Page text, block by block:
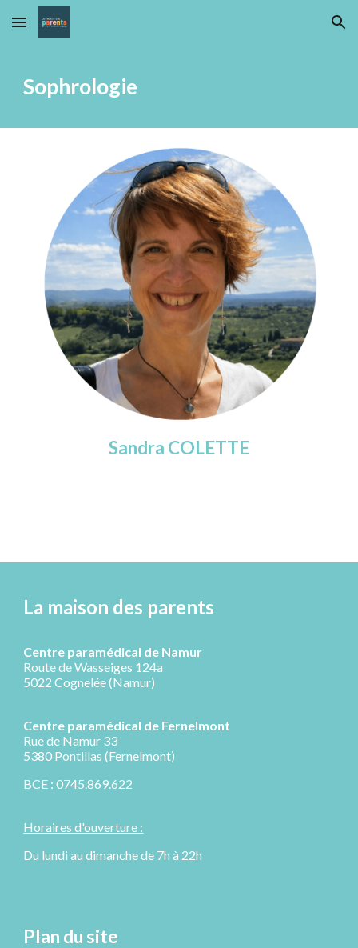
Skip to main content Skip to navigation
Sophrologie
Sandra COLETTE
La maison des parents
Centre paramédical de Namur
Route de Wasseiges 124a
5022 Cognelée (Namur)
Centre paramédical de Fernelmont
Rue de Namur 33
5380 Pontillas (Fernelmont)
BCE : 0745.869.622
Horaires d'ouverture :
Du lundi au dimanche de 7h à 22h
Plan du site